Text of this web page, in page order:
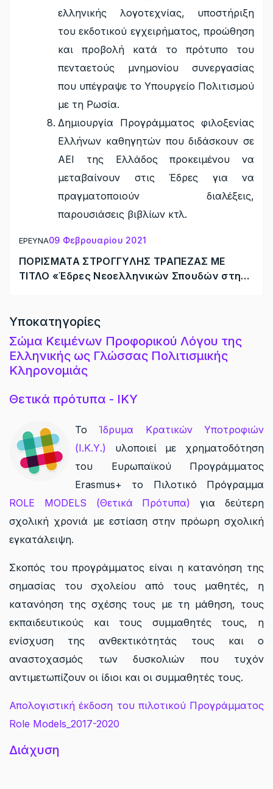
ΠΟΡΙΣΜΑΤΑ ΣΤΡΟΓΓΥΛΗΣ ΤΡΑΠΕΖΑΣ ΜΕ
ΤΙΤΛΟ «Έδρες Νεοελληνικών Σπουδών στην
ΕΡΕΥΝΑ09 Φεβρουαρίου 2021
ελληνικής λογοτεχνίας, υποστήριξη
του εκδοτικού εγχειρήματος, προώθηση
και προβολή κατά το πρότυπο του
πενταετούς μνημονίου συνεργασίας
που υπέγραψε το Υπουργείο Πολιτισμού
με τη Ρωσία.
Δημιουργία Προγράμματος φιλοξενίας
Ελλήνων καθηγητών που διδάσκουν σε
ΑΕΙ της Ελλάδος προκειμένου να
μεταβαίνουν στις Έδρες για να
πραγματοποιούν διαλέξεις,
παρουσιάσεις βιβλίων κτλ.
Υποκατηγορίες
Σώμα Κειμένων Προφορικού Λόγου της
Ελληνικής ως Γλώσσας Πολιτισμικής
Κληρονομιάς
Θετικά πρότυπα - ΙΚΥ
Το Ίδρυμα Κρατικών Υποτροφιών
(Ι.Κ.Υ.) υλοποιεί με χρηματοδότηση
του Ευρωπαϊκού Προγράμματος
Erasmus+ το Πιλοτικό Πρόγραμμα
ROLE MODELS (Θετικά Πρότυπα) για δεύτερη
σχολική χρονιά με εστίαση στην πρόωρη σχολική
εγκατάλειψη.
Σκοπός του προγράμματος είναι η κατανόηση της
σημασίας του σχολείου από τους μαθητές, η
κατανόηση της σχέσης τους με τη μάθηση, τους
εκπαιδευτικούς και τους συμμαθητές τους, η
ενίσχυση της ανθεκτικότητάς τους και ο
αναστοχασμός των δυσκολιών που τυχόν
αντιμετωπίζουν οι ίδιοι και οι συμμαθητές τους.
Απολογιστική έκδοση του πιλοτικού Προγράμματος
Role Models_2017-2020
Διάχυση